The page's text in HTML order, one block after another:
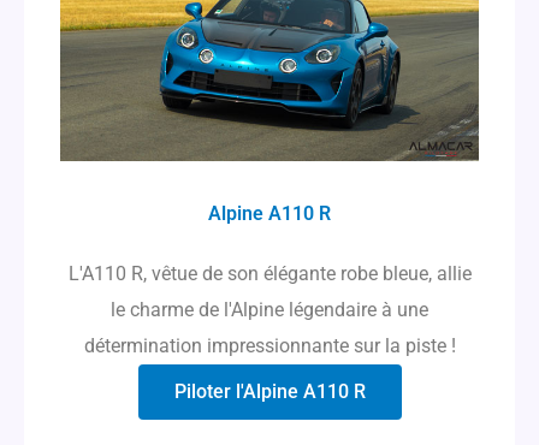
Alpine A110 R
L'A110 R, vêtue de son élégante robe bleue, allie
le charme de l'Alpine légendaire à une
détermination impressionnante sur la piste !
Piloter l'Alpine A110 R